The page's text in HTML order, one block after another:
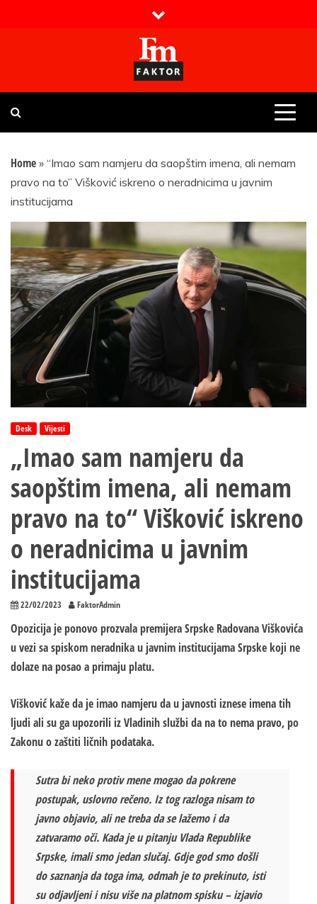
Faktor magazin
Uvijek presudan
Home » “Imao sam namjeru da saopštim imena, ali nemam
pravo na to” Višković iskreno o neradnicima u javnim
institucijama
Desk Vijesti
„Imao sam namjeru da
saopštim imena, ali nemam
pravo na to“ Višković iskreno
o neradnicima u javnim
institucijama
22/02/2023 FaktorAdmin
Opozicija je ponovo prozvala premijera Srpske Radovana Viškovića
u vezi sa spiskom neradnika u javnim institucijama Srpske koji ne
dolaze na posao a primaju platu.
Višković kaže da je imao namjeru da u javnosti iznese imena tih
ljudi ali su ga upozorili iz Vladinih službi da na to nema pravo, po
Zakonu o zaštiti ličnih podataka.
Sutra bi neko protiv mene mogao da pokrene
postupak, uslovno rečeno. Iz tog razloga nisam to
javno objavio, ali ne treba da se lažemo i da
zatvaramo oči. Kada je u pitanju Vlada Republike
Srpske, imali smo jedan slučaj. Gdje god smo došli
do saznanja da toga ima, odmah je to prekinuto, isti
su odjavljeni i nisu više na platnom spisku – izjavio